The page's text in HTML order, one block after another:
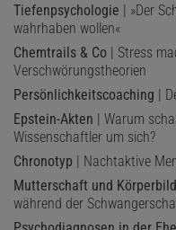
Tiefenpsychologie | »Der
wahrhaben wollen«
Chemtrails & Co | Stress
Verschwörungstheorien
Persönlichkeitscoaching |
Epstein-Akten | Warum
Wissenschaftler um sich?
Chronotyp | Nachtaktive
Mutterschaft und Körperbild
während der